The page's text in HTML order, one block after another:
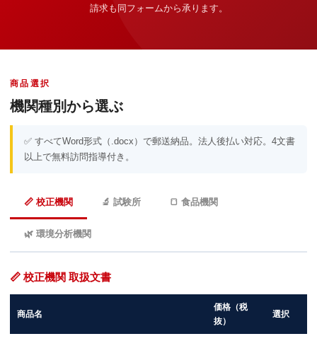
請求も同フォームから承ります。
商品選択
機関種別から選ぶ
✅ すべてWord形式（.docx）で郵送納品。法人後払い対応。4文書
以上で無料訪問指導付き。
📏 校正機関 🔬 試験所 🍞 食品機関
🌿 環境分析機関
📏 校正機関 取扱文書
商品名
価格（税
抜）
選択